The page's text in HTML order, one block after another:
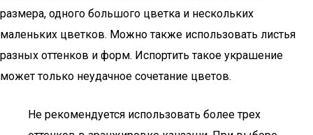
размера, одного большого цветка и нескольких
маленьких цветков. Можно также использовать листья
разных оттенков и форм. Испортить такое украшение
может только неудачное сочетание цветов.
Не рекомендуется использовать более трех